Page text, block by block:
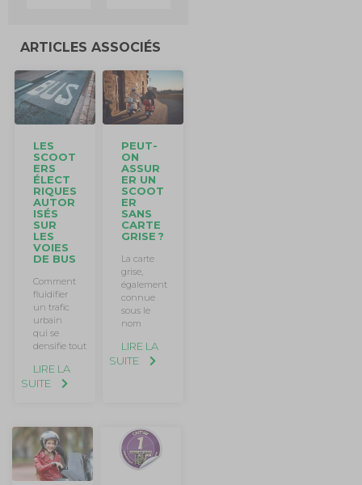
ARTICLES ASSOCIÉS
LES
SCOOT
ERS
ÉLECT
RIQUES
AUTOR
ISÉS
SUR
LES
VOIES
DE BUS
Comment
fluidifier
un trafic
urbain
qui se
densifie tout
LIRE LA
SUITE
PEUT-
ON
ASSUR
ER UN
SCOOT
ER
SANS
CARTE
GRISE ?
La carte
grise,
également
connue
sous le
nom
LIRE LA
SUITE